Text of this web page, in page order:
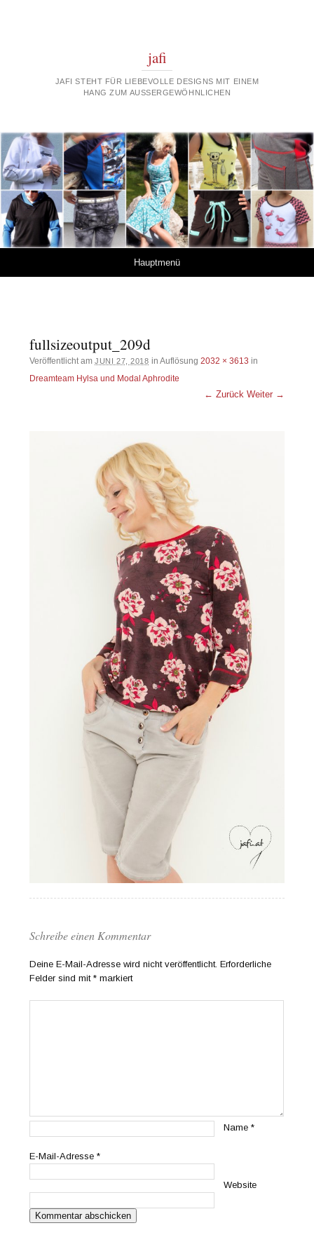
jafi
JAFI STEHT FÜR LIEBEVOLLE DESIGNS MIT EINEM
HANG ZUM AUSSERGEWÖHNLICHEN
Hauptmenü
fullsizeoutput_209d
Veröffentlicht amJUNI 27, 2018 in Auflösung 2032 × 3613 in
Dreamteam Hylsa und Modal Aphrodite
← Zurück Weiter →
Schreibe einen Kommentar
Deine E-Mail-Adresse wird nicht veröffentlicht. Erforderliche
Felder sind mit* markiert
Name*
E-Mail-Adresse*
Website